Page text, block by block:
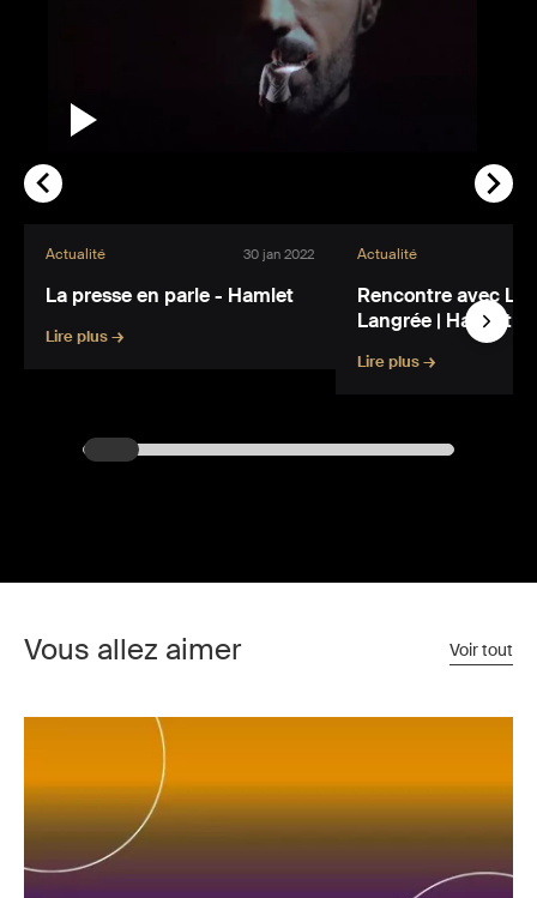
Actualité 30 jan 2022
La presse en parle - Hamlet
Lire plus →
Actualité
Rencontre avec
Langrée | Hamlet
Lire plus →
Vous allez aimer Voir tout